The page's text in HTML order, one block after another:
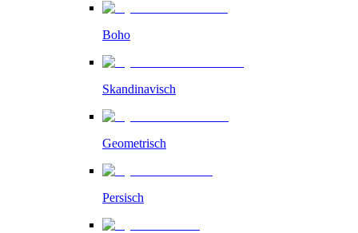
Boho
Skandinavisch
Geometrisch
Persisch